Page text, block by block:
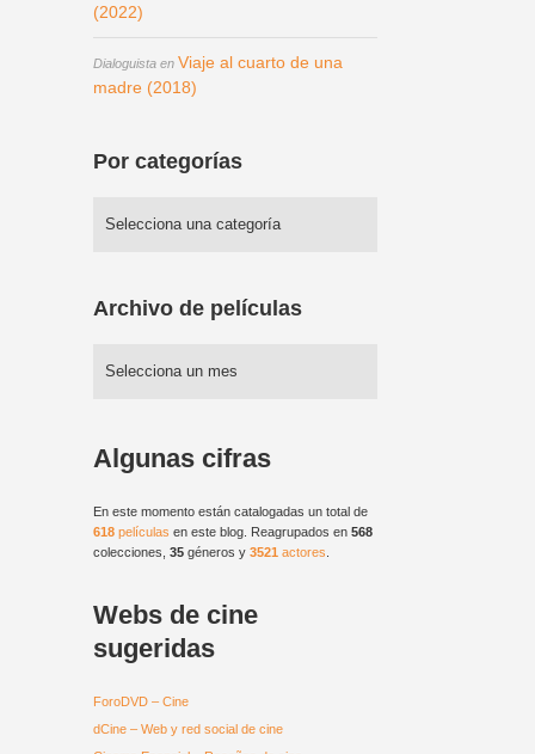
(2022)
Dialoguista enViaje al cuarto de una
madre (2018)
Por categorías
Archivo de películas
Algunas cifras
En este momento están catalogadas un total de
618 películas en este blog. Reagrupados en568
colecciones,35 géneros y3521 actores
Webs de cine
sugeridas
ForoDVD – Cine
dCine – Web y red social de cine